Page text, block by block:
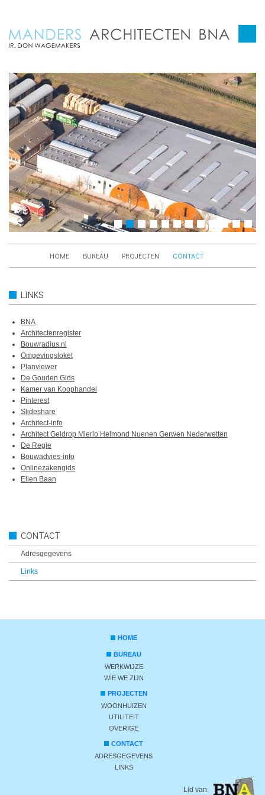
HOME BUREAU PROJECTEN CONTACT
LINKS
BNA
Architectenregister
Bouwradius.nl
Omgevingsloket
Planviewer
De Gouden Gids
Kamer van Koophandel
Pinterest
Slideshare
Architect-info
Architect Geldrop Mierlo Helmond Nuenen Gerwen Nederwetten
De Regie
Bouwadvies-info
Onlinezakengids
Ellen Baan
CONTACT
Adresgegevens
Links
HOME
BUREAU
WERKWIJZE
WIE WE ZIJN
PROJECTEN
WOONHUIZEN
UTILITEIT
OVERIGE
CONTACT
ADRESGEGEVENS
LINKS
Lid van: